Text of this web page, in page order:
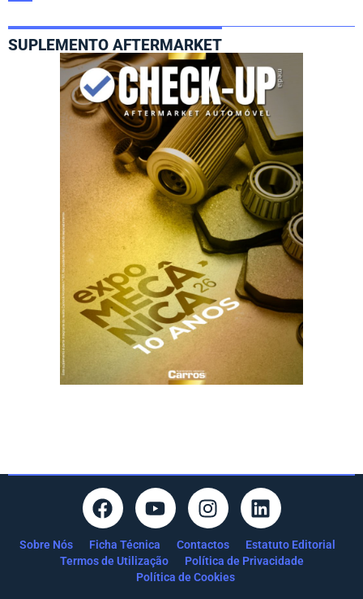
SUPLEMENTO AFTERMARKET
Sobre Nós Ficha Técnica Contactos
Estatuto Editorial
Termos de Utilização
Política de Privacidade
Política de Cookies